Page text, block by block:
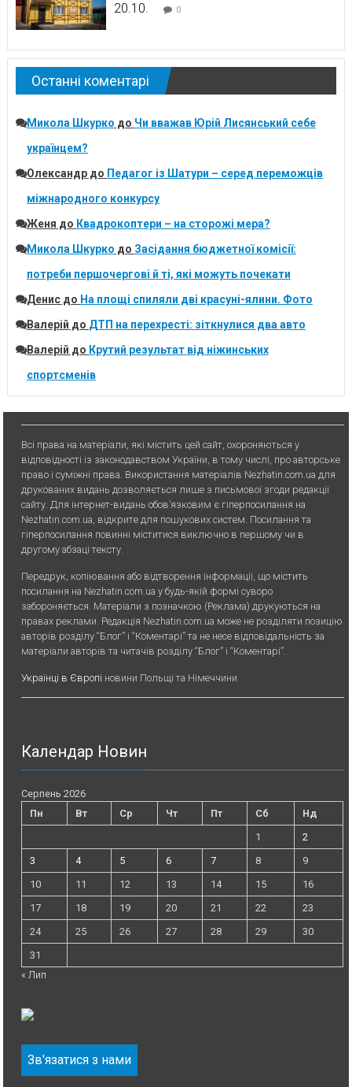
20.10. 0
Останні коментарі
Микола Шкурко до Чи вважав Юрій Лисянський себе
українцем?
Олександрдо Педагог із Шатури – серед переможців
міжнародного конкурсу
Женя до Квадрокоптери – на сторожі мера?
Микола Шкурко до Засідання бюджетної комісії:
потреби першочергові й ті, які можуть почекати
Денисдо На площі спиляли дві красуні-ялини. Фото
Валерій до ДТП на перехресті: зіткнулися два авто
Валерій до Крутий результат від ніжинських
спортсменів
Всі права на матеріали, які містить цей сайт, охороняються у
відповідності із законодавством України, в тому числі, про авторське
право і суміжні права. Використання матерiалiв Nezhatin.com.ua для
друкованих видань дозволяється лише з письмової згоди редакції
сайту. Для iнтернет-видань обов’язковим є гiперпосилання на
Nezhatin.com.ua, відкрите для пошукових систем. Посилання та
гіперпосилання повинні міститися виключно в першому чи в
другому абзаці тексту.
Передрук, копiювання або вiдтворення iнформацiї, що мiстить
посилання на Nezhatin.com.ua у будь-якiй формi суворо
забороняється. Матеріали з позначкою (Реклама) друкуються на
правах реклами. Редакція Nezhatin.com.ua може не розділяти позицію
авторів розділу “Блог” і “Коментарі” та не несе відповідальність за
матеріали авторів та читачів розділу “Блог” і “Коментарі”.
Українці в Європі новини Польщі та Німеччини
Календар Новин
Серпень 2026
Пн
Вт Ср Чт Пт Сб
Нд
1
2
3
4 5 6 7 8
9
10
11 12 13 14 15
16
17
18 19 20 21 22
23
24
25 26 27 28 29
30
31
« Лип
Зв'язатися з нами